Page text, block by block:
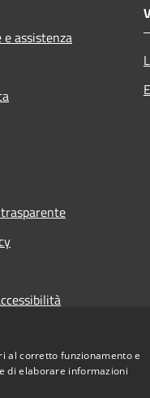
assistenza
del sito
al corretto funzionamento e
di elaborare informazioni